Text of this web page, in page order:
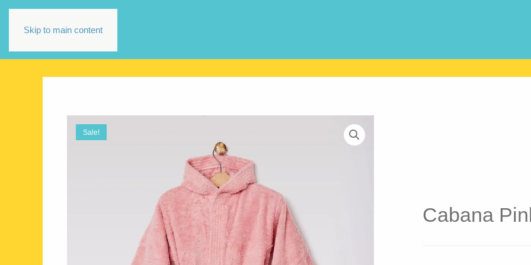
Skip to main content
Sale!
Cabana